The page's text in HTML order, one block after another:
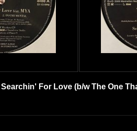
For Love (b/w The One